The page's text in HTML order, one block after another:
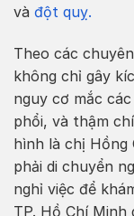
và đột quỵ.
Theo các
không chỉ gây
nguy cơ mắc
phổi, và thậm
hình là chị Hồng
phải di chuyển
nghỉ việc để
TP. Hồ Chí